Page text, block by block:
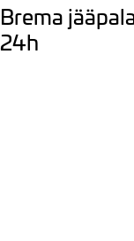
Brema
24h